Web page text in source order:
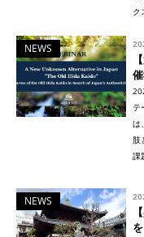
ク
NEWS
テ
は
肢
課
NEWS
を